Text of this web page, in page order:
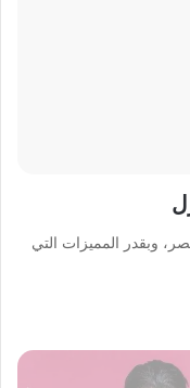
وبقدر المميزات التي